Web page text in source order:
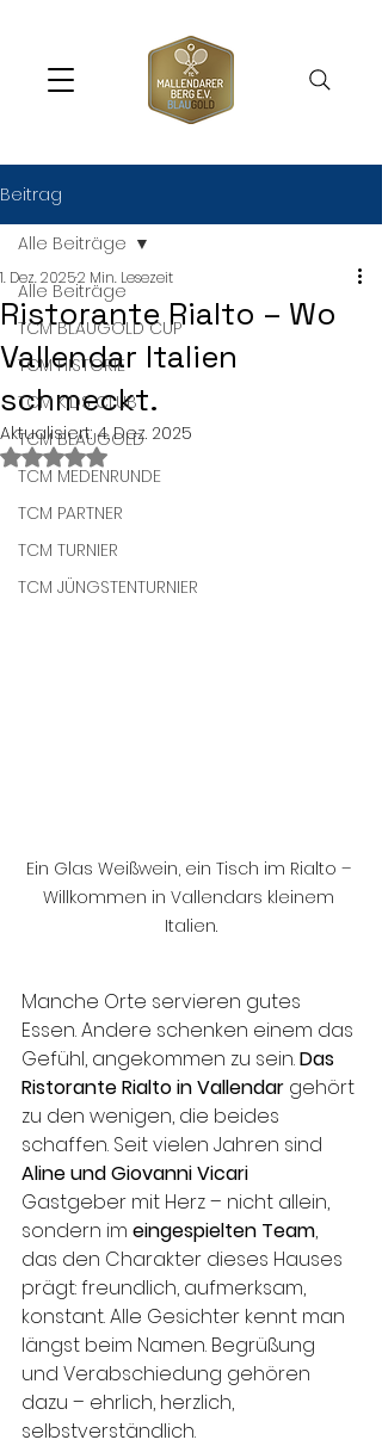
Beitrag
Alle Beiträge
TCM BLAUGOLD CUP
TCM HISTORIE
TCM KIDS CLUB
TCM BLAUGOLD
TCM MEDENRUNDE
TCM PARTNER
TCM TURNIER
TCM JÜNGSTENTURNIER
Alle Beiträge
Ristorante Rialto – Wo
Vallendar Italien
schmeckt.
1. Dez. 20252 Min. Lesezeit
Aktualisiert:4. Dez. 2025
Mit NaN von 5 Sternen bewertet.
Ein Glas Weißwein, ein Tisch im Rialto –
Willkommen in Vallendars kleinem
Italien.
Manche Orte servieren gutes
Essen. Andere schenken einem das
Gefühl, angekommen zu sein. Das
Ristorante Rialto in Vallendar gehört
zu den wenigen, die beides
schaffen. Seit vielen Jahren sind
Aline und Giovanni Vicari
Gastgeber mit Herz – nicht allein,
sondern im eingespielten Team,
das den Charakter dieses Hauses
prägt: freundlich, aufmerksam,
konstant. Alle Gesichter kennt man
längst beim Namen. Begrüßung
und Verabschiedung gehören
dazu – ehrlich, herzlich,
selbstverständlich.